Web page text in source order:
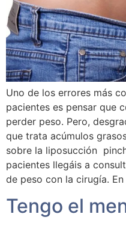
Uno de los errores más
pacientes es pensar que
perder peso. Pero,
que trata acúmulos
sobre la liposucción
pacientes llegáis a
de peso con la cirugía.
Tengo el